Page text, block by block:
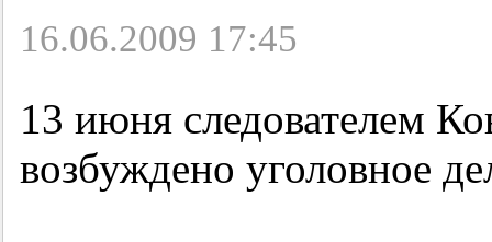
16.06.2009 17:45
13 июня следователем
возбуждено уголовное